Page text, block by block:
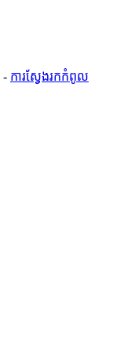
- ការស្វែងរកកំពូល